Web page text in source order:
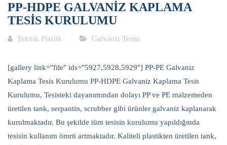
PP-HDPE GALVANIZ KAPLAMA
TESIS KURULUMU
Teknik Plasitk Galvaniz Tesisi
[gallery link="file" ids="5927,5928,5929"] PP-PE Galvaniz
Kaplama Tesis Kurulumu PP-HDPE Galvaniz Kaplama Tesis
Kurulumu, Tesisteki dayanımından dolayı PP ve PE malzemeden
üretilen tank, serpantin, scrubber gibi ürünler galvaniz kaplanarak
kurulmaktadır. Bu şekilde tüm tesisin kurulumu yapıldığında
tesisin kullanım ömrü artmaktadır. Kaliteli plastikten üretilen tank,